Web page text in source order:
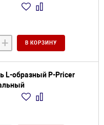
+ В КОРЗИНУ
L-образный P-Pricer